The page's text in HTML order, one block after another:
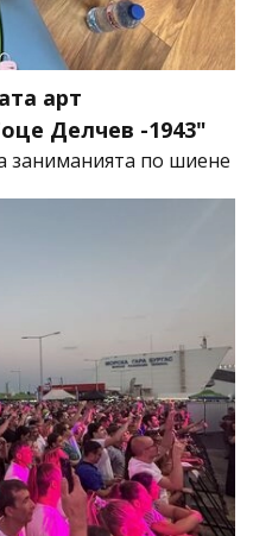
арт
Делчев -1943"
заниманията по шиене